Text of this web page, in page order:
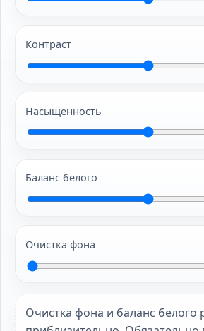
Контраст
Насыщенность
Баланс белого
Очистка фона
Очистка фона и баланс белого